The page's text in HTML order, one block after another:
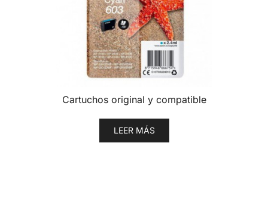
Cartuchos original y compatible
LEER MÁS